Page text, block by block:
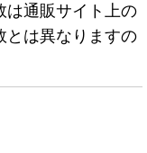
は通販サイト上の
とは異なりますの